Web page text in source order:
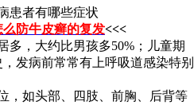
么防牛皮癣的复发<<<
多，大约比男孩多50%；儿童期
发病前常常有上呼吸道感染特别
，如头部、四肢、前胸、后背等